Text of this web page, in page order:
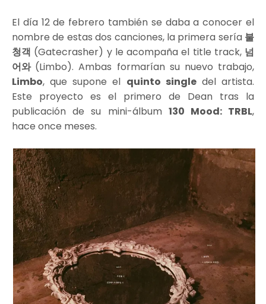
El día 12 de febrero también se daba a conocer el
nombre de estas dos canciones, la primera sería 불
청객 (Gatecrasher) y le acompaña el title track, 넘
어와 (Limbo). Ambas formarían su nuevo trabajo,
Limbo, que supone el quinto singledel artista.
Este proyecto es el primero de Dean tras la
publicación de su mini-álbum 130 Mood: TRBL,
hace once meses.